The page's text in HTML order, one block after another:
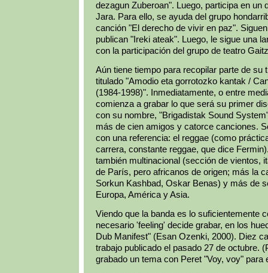
dezagun Zuberoan". Luego, participa en un
Jara. Para ello, se ayuda del grupo
canción "El derecho de vivir en paz".
publican "Ireki ateak". Luego, le sigue una
con la participación del grupo de teatro
Aún tiene tiempo para recopilar parte de su
titulado "Amodio eta gorrotozko kantak /
(1984-1998)". Inmediatamente, o entre
comienza a grabar lo que será su primer
con su nombre, "Brigadistak Sound
más de cien amigos y catorce canciones.
con una referencia: el reggae (como
carrera, constante reggae, que dice
también multinacional (sección de vientos,
de París, pero africanos de origen; más la
Sorkun Kashbad, Oskar Benas) y más de
Europa, América y Asia.
Viendo que la banda es lo suficientemente
necesario 'feeling' decide grabar, en los
Dub Manifest" (Esan Ozenki, 2000). Diez
trabajo publicado el pasado 27 de octubre.
grabado un tema con Peret "Voy, voy" para